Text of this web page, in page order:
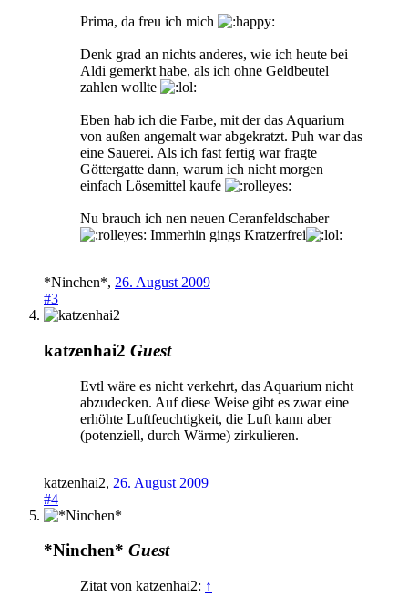
Prima, da freu ich mich
Denk grad an nichts anderes, wie ich heute bei
Aldi gemerkt habe, als ich ohne Geldbeutel
zahlen wollte
Eben hab ich die Farbe, mit der das Aquarium
von außen angemalt war abgekratzt. Puh war das
eine Sauerei. Als ich fast fertig war fragte
Göttergatte dann, warum ich nicht morgen
einfach Lösemittel kaufe
Nu brauch ich nen neuen Ceranfeldschaber
Immerhin gings Kratzerfrei
*Ninchen*, 26. August 2009
#3
katzenhai2 Guest
Evtl wäre es nicht verkehrt, das Aquarium nicht
abzudecken. Auf diese Weise gibt es zwar eine
erhöhte Luftfeuchtigkeit, die Luft kann aber
(potenziell, durch Wärme) zirkulieren.
katzenhai2, 26. August 2009
#4
*Ninchen* Guest
Zitat von katzenhai2: ↑